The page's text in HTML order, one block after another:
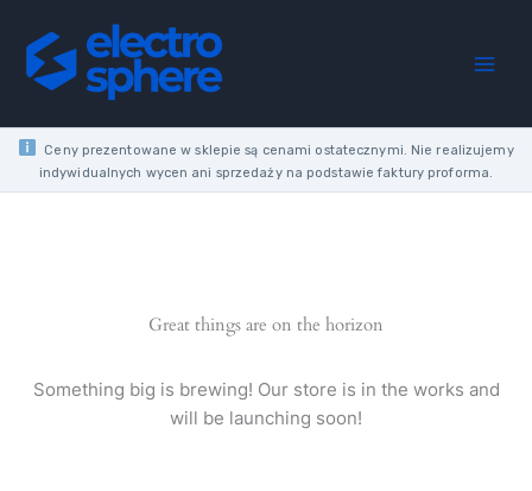
content
Ceny prezentowane w sklepie są cenami ostatecznymi. Nie realizujemy
indywidualnych wycen ani sprzedaży na podstawie faktury proforma.
Great things are on the horizon
Something big is brewing! Our store is in the works and
will be launching soon!
Grit
Corundum
for
quantity